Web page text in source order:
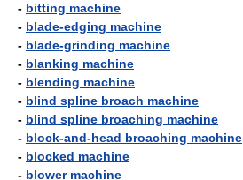
- bitting machine
- blade-edging machine
- blade-grinding machine
- blanking machine
- blending machine
- blind spline broach machine
- blind spline broaching machine
- block-and-head broaching machine
- blocked machine
- blower machine